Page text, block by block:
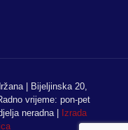
| Bijeljinska 20,
vrijeme: pon-pet
neradna |
Izrada